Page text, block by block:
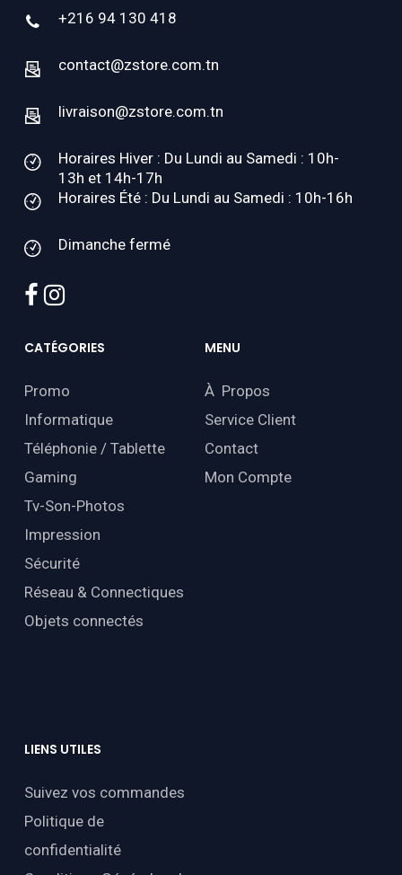
+216 94 130 418
contact@zstore.com.tn
livraison@zstore.com.tn
Horaires Hiver : Du Lundi au Samedi : 10h-
13h et 14h-17h
Horaires Été : Du Lundi au Samedi : 10h-16h
Dimanche fermé
facebook
instagram
CATÉGORIES
Promo
Informatique
Téléphonie / Tablette
Gaming
Tv-Son-Photos
Impression
Sécurité
Réseau & Connectiques
Objets connectés
MENU
À Propos
Service Client
Contact
Mon Compte
LIENS UTILES
Suivez vos commandes
Politique de
confidentialité